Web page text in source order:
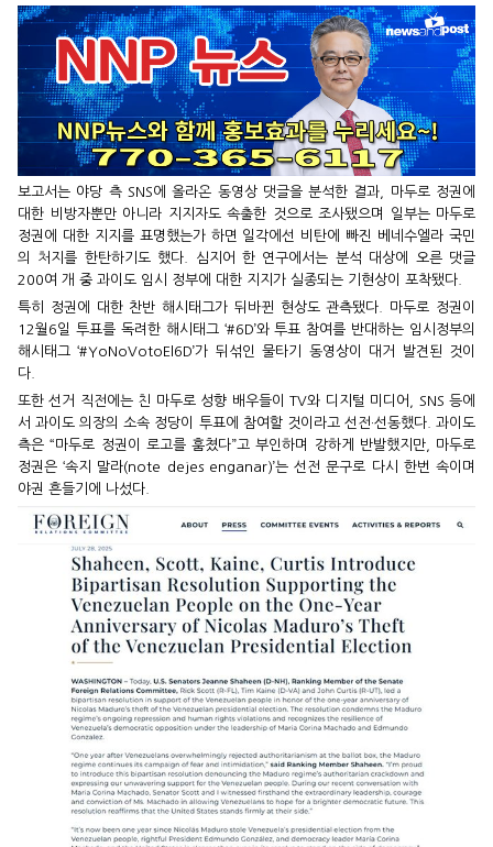
보고서는 야당 측 SNS에 올라온 동영상 댓글을 분석한 결과, 마두로 정권에
대한 비방자뿐만 아니라 지지자도 속출한 것으로 조사됐으며 일부는 마두로
정권에 대한 지지를 표명했는가 하면 일각에선 비탄에 빠진 베네수엘라 국민
의 처지를 한탄하기도 했다. 심지어 한 연구에서는 분석 대상에 오른 댓글
200여 개 중 과이도 임시 정부에 대한 지지가 실종되는 기현상이 포착됐다.
특히 정권에 대한 찬반 해시태그가 뒤바뀐 현상도 관측됐다. 마두로 정권이
12월6일 투표를 독려한 해시태그 ‘#6D’와 투표 참여를 반대하는 임시정부의
해시태그 ‘#YoNoVotoEl6D’가 뒤섞인 물타기 동영상이 대거 발견된 것이
다.
또한 선거 직전에는 친 마두로 성향 배우들이 TV와 디지털 미디어, SNS 등에
서 과이도 의장의 소속 정당이 투표에 참여할 것이라고 선전·선동했다. 과이도
측은 “마두로 정권이 로고를 훔쳤다”고 부인하며 강하게 반발했지만, 마두로
정권은 ‘속지 말라(note dejes enganar)’는 선전 문구로 다시 한번 속이며
야권 흔들기에 나섰다.